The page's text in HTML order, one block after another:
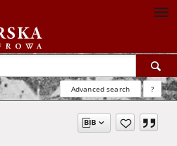
Advanced search ?